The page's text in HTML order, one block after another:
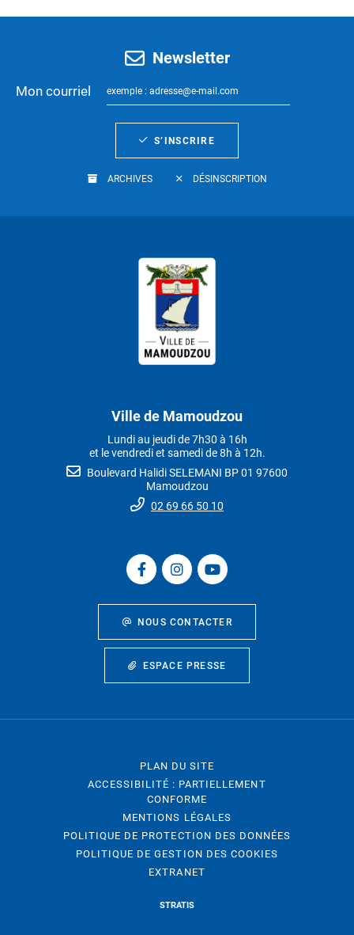
Newsletter
Mon courriel
S’INSCRIRE
ARCHIVES DÉSINSCRIPTION
Ville de Mamoudzou
Lundi au jeudi de 7h30 à 16h
et le vendredi et samedi de 8h à 12h.
Boulevard Halidi SELEMANI BP 01 97600
Mamoudzou
02 69 66 50 10
NOUS CONTACTER
ESPACE PRESSE
PLAN DU SITE
ACCESSIBILITÉ : PARTIELLEMENT
CONFORME
MENTIONS LÉGALES
POLITIQUE DE PROTECTION DES DONNÉES
POLITIQUE DE GESTION DES COOKIES
EXTRANET
STRATIS